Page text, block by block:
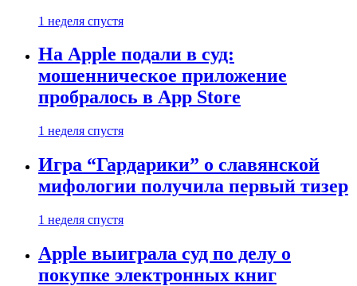
1 неделя спустя
На Apple подали в суд:
мошенническое приложение
пробралось в App Store
1 неделя спустя
Игра “Гардарики” о славянской
мифологии получила первый тизер
1 неделя спустя
Apple выиграла суд по делу о
покупке электронных книг